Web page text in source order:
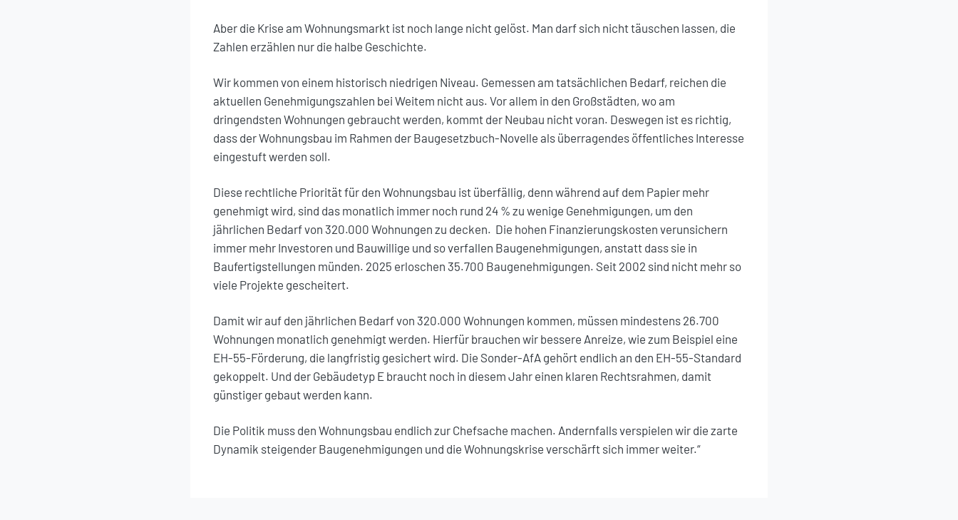
Aber die Krise am Wohnungsmarkt ist noch lange nicht gelöst. Man darf sich nicht täuschen lassen, die
Zahlen erzählen nur die halbe Geschichte.
Wir kommen von einem historisch niedrigen Niveau. Gemessen am tatsächlichen Bedarf, reichen die
aktuellen Genehmigungszahlen bei Weitem nicht aus. Vor allem in den Großstädten, wo am
dringendsten Wohnungen gebraucht werden, kommt der Neubau nicht voran. Deswegen ist es richtig,
dass der Wohnungsbau im Rahmen der Baugesetzbuch-Novelle als überragendes öffentliches Interesse
eingestuft werden soll.
Diese rechtliche Priorität für den Wohnungsbau ist überfällig, denn während auf dem Papier mehr
genehmigt wird, sind das monatlich immer noch rund 24 % zu wenige Genehmigungen, um den
jährlichen Bedarf von 320.000 Wohnungen zu decken. Die hohen Finanzierungskosten verunsichern
immer mehr Investoren und Bauwillige und so verfallen Baugenehmigungen, anstatt dass sie in
Baufertigstellungen münden. 2025 erloschen 35.700 Baugenehmigungen. Seit 2002 sind nicht mehr so
viele Projekte gescheitert.
Damit wir auf den jährlichen Bedarf von 320.000 Wohnungen kommen, müssen mindestens 26.700
Wohnungen monatlich genehmigt werden. Hierfür brauchen wir bessere Anreize, wie zum Beispiel eine
EH-55-Förderung, die langfristig gesichert wird. Die Sonder-AfA gehört endlich an den EH-55-Standard
gekoppelt. Und der Gebäudetyp E braucht noch in diesem Jahr einen klaren Rechtsrahmen, damit
günstiger gebaut werden kann.
Die Politik muss den Wohnungsbau endlich zur Chefsache machen. Andernfalls verspielen wir die zarte
Dynamik steigender Baugenehmigungen und die Wohnungskrise verschärft sich immer weiter.“